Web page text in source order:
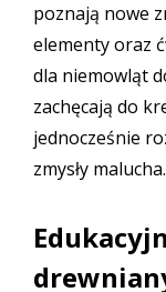
poznają nowe
elementy oraz
dla niemowląt
zachęcają do
jednocześnie
zmysły malucha.